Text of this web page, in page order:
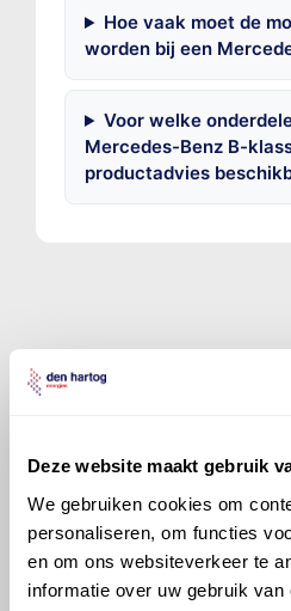
Deze website maakt gebruik
We gebruiken cookies om
personaliseren, om functies
en om ons websiteverkeer te
informatie over uw gebruik
Hoe vaak moet de
worden bij een
Voor welke
Mercedes-Benz B-
productadvies
© Olyslager
Alle rechten
informatie mag noch geheel
voorafgaande schriftelijke
Organisation B.V. Hoewel
om ervoor te zorgen dat
en compleet mogelijk zijn,
aansprakelijkheid aanvaard,
wettelijke verplichting